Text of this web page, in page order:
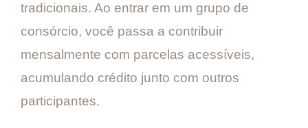
tradicionais. Ao entrar em um grupo de
consórcio, você passa a contribuir
mensalmente com parcelas acessíveis,
acumulando crédito junto com outros
participantes.